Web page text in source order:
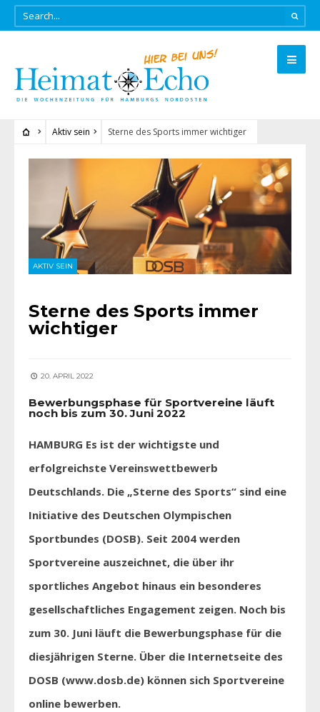
Aktiv sein Sterne des Sports immer wichtiger
AKTIV SEIN
Sterne des Sports immer
wichtiger
20. APRIL 2022
Bewerbungsphase für Sportvereine läuft
noch bis zum 30. Juni 2022
HAMBURG Es ist der wichtigste und
erfolgreichste Vereinswettbewerb
Deutschlands. Die „Sterne des Sports“ sind eine
Initiative des Deutschen Olympischen
Sportbundes (DOSB). Seit 2004 werden
Sportvereine auszeichnet, die über ihr
sportliches Angebot hinaus ein besonderes
gesellschaftliches Engagement zeigen. Noch bis
zum 30. Juni läuft die Bewerbungsphase für die
diesjährigen Sterne. Über die Internetseite des
DOSB (www.dosb.de) können sich Sportvereine
online bewerben.